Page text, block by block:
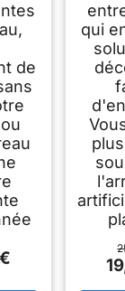
de
qui